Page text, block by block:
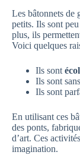
Les bâtonnets de
petits. Ils sont
plus, ils
Voici quelques
Ils sont
Ils sont
Ils sont
En utilisant ces
des ponts,
d’art. Ces
imagination.